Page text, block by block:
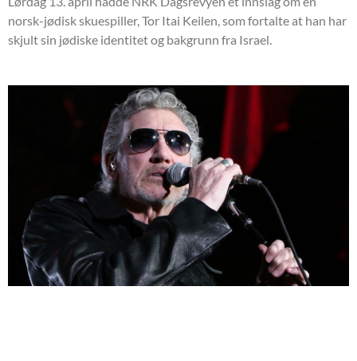
norsk-jødisk skuespiller, Tor Itai Keilen, som fortalte at han har
skjult sin jødiske identitet og bakgrunn fra Israel.